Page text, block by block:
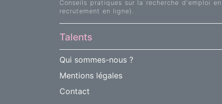
Conseils pratiques sur la recherche d'emploi
recrutement en ligne).
Talents
Qui sommes-nous ?
Mentions légales
Contact